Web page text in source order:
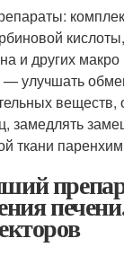
и других
— улучшать
веществ,
замедлять
ткани